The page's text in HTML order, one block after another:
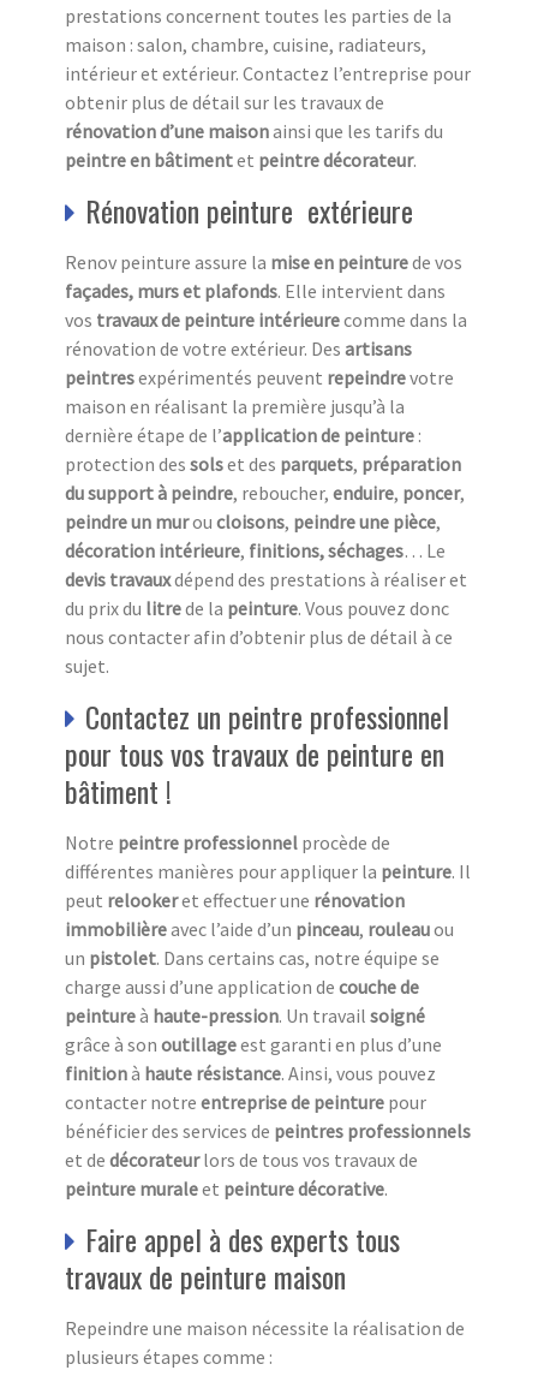
prestations concernent toutes les parties de la
maison : salon, chambre, cuisine, radiateurs,
intérieur et extérieur. Contactez l’entreprise pour
obtenir plus de détail sur les travaux de
rénovation d’une maisonainsi que les tarifs du
peintre en bâtimentet peintre décorateur.
Rénovation peinture extérieure
Renov peinture assure la mise en peinturede vos
façades, murs et plafonds. Elle intervient dans
vos travaux de peinture intérieurecomme dans la
rénovation de votre extérieur. Des artisans
peintresexpérimentés peuvent repeindrevotre
maison en réalisant la première jusqu’à la
dernière étape de l’application de peinture :
protection des solset des parquets, préparation
dusupport à peindre, reboucher, enduire, poncer,
peindre un murou cloisons, peindre une pièce,
décoration intérieure, finitions, séchages… Le
devis travauxdépend des prestations à réaliser et
du prix du litrede la peinture. Vous pouvez donc
nous contacter afin d’obtenir plus de détail à ce
sujet.
Contactez un peintre professionnel
pour tous vos travaux de peinture en
bâtiment !
Notre peintre professionnel procède de
différentes manières pour appliquer la peinture. Il
peut relookeret effectuer une rénovation
immobilièreavec l’aide d’un pinceau, rouleauou
un pistolet. Dans certains cas, notre équipe se
charge aussi d’une application de couche de
peintureà haute-pression. Un travail soigné
grâce à son outillageest garanti en plus d’une
finitionà haute résistance. Ainsi, vous pouvez
contacter notre entreprise de peinture pour
bénéficier des services de peintres professionnels
et de décorateurlors de tous vos travaux de
peinture muraleet peinture décorative.
Faire appel à des experts tous
travaux de peinture maison
Repeindre une maison nécessite la réalisation de
plusieurs étapes comme :